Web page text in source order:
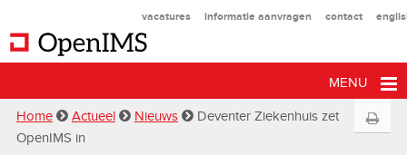
vacatures informatie aanvragen contact
MENU
Home Actueel Nieuws
Deventer Ziekenhuis zet
OpenIMS in